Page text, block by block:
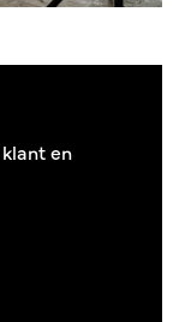
en